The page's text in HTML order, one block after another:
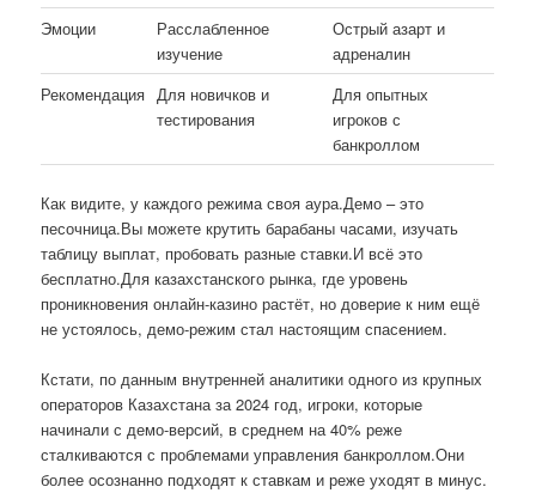
Эмоции
Расслабленное
изучение
Острый азарт и
адреналин
Рекомендация Для новичков и
тестирования
Для опытных
игроков с
банкроллом
Как видите, у каждого режима своя аура.Демо – это
песочница.Вы можете крутить барабаны часами, изучать
таблицу выплат, пробовать разные ставки.И всё это
бесплатно.Для казахстанского рынка, где уровень
проникновения онлайн-казино растёт, но доверие к ним ещё
не устоялось, демо-режим стал настоящим спасением.
Кстати, по данным внутренней аналитики одного из крупных
операторов Казахстана за 2024 год, игроки, которые
начинали с демо-версий, в среднем на 40% реже
сталкиваются с проблемами управления банкроллом.Они
более осознанно подходят к ставкам и реже уходят в минус.